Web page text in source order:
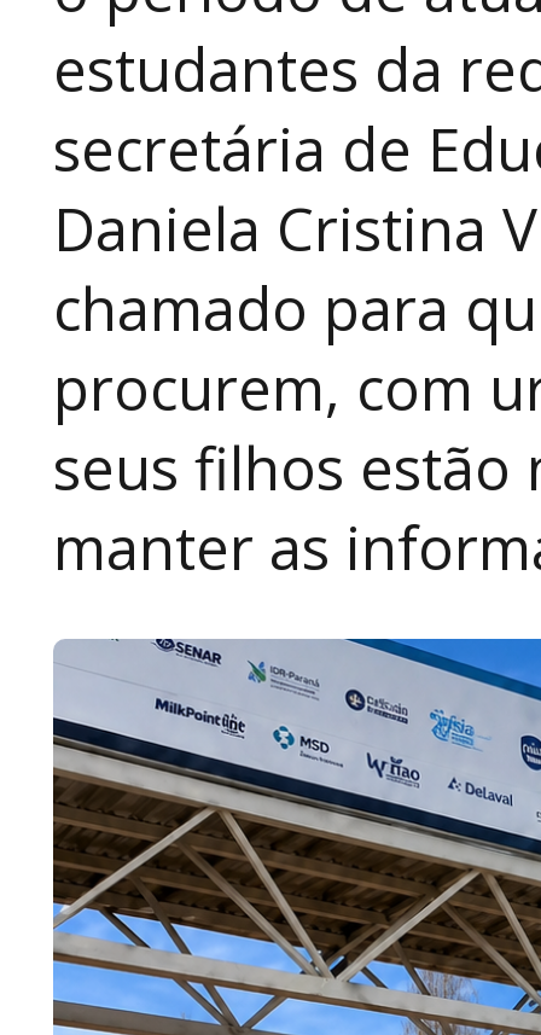
estudantes da
secretária de
Daniela Cristina
chamado para
procurem, com
seus filhos
manter as